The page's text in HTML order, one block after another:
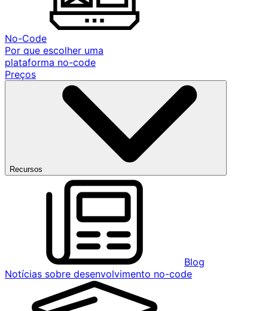
No-Code
Por que escolher uma
plataforma no-code
Preços
Recursos
Blog
Notícias sobre desenvolvimento no-code